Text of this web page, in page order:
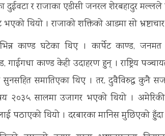
दुईवटा र राजाका एडीसी जनरल शेरबहादुर
थियो । राजाको शक्तिको आडमा सो
काण्ड घटेका थिए । कार्पेट काण्ड,
गाईगधा काण्ड केही उदाहरण हुन् । राष्ट्रिय
सुनसहित समातिएका थिए । तर, दुवैविरुद्ध कुनै
२०३५ सालमा उजागर भएको थियो ।
पठाएको थियो । दरबारका मानिस मुछिएको